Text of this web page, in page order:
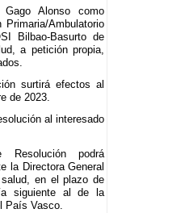
Alonso como
Ambulatorio
Bilbao-Basurto de
a petición propia,
surtirá efectos al
de 2023.
al interesado
Resolución podrá
la Directora General
en el plazo de
siguiente al de la
País Vasco.